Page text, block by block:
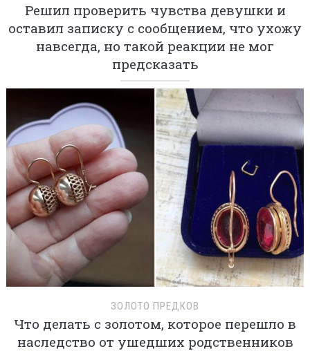
Решил проверить чувства девушки и
оставил записку с сообщением, что ухожу
навсегда, но такой реакции не мог
предсказать
ЗОЛОТО ПРЕДКОВ
Что делать с золотом, которое перешло в
наследство от ушедших родственников